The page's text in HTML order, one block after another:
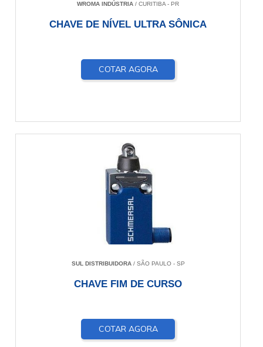
WROMA INDÚSTRIA / CURITIBA - PR
CHAVE DE NÍVEL ULTRA SÔNICA
COTAR AGORA
SUL DISTRIBUIDORA/ SÃO PAULO - SP
CHAVE FIM DE CURSO
COTAR AGORA